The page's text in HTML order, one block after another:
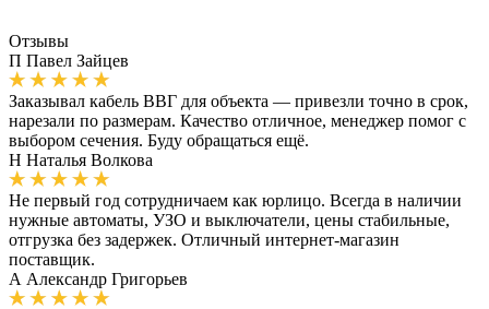
Отзывы
П Павел Зайцев
Заказывал кабель ВВГ для объекта — привезли точно в срок,
нарезали по размерам. Качество отличное, менеджер помог с
выбором сечения. Буду обращаться ещё.
Н Наталья Волкова
Не первый год сотрудничаем как юрлицо. Всегда в наличии
нужные автоматы, УЗО и выключатели, цены стабильные,
отгрузка без задержек. Отличный интернет-магазин
поставщик.
А Александр Григорьев